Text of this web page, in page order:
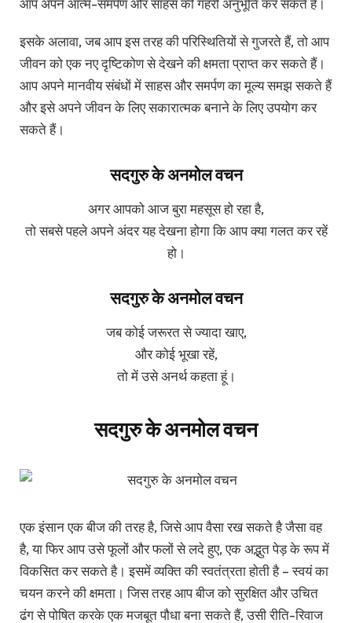
इसके अलावा, जब आप इस तरह की परिस्थितियों से गुजरते हैं, तो आप
जीवन को एक नए दृष्टिकोण से देखने की क्षमता प्राप्त कर सकते हैं।
आप अपने मानवीय संबंधों में साहस और समर्पण का मूल्य समझ सकते हैं
और इसे अपने जीवन के लिए सकारात्मक बनाने के लिए उपयोग कर
सकते हैं।
सदगुरु के अनमोल वचन
अगर आपको आज बुरा महसूस हो रहा है,
तो सबसे पहले अपने अंदर यह देखना होगा कि आप क्या गलत कर रहें
हो।
सदगुरु के अनमोल वचन
जब कोई जरूरत से ज्यादा खाए,
और कोई भूखा रहें,
तो में उसे अनर्थ कहता हूं।
सदगुरु के अनमोल वचन
एक इंसान एक बीज की तरह है, जिसे आप वैसा रख सकते है जैसा वह
है, या फिर आप उसे फूलों और फलों से लदे हुए, एक अद्भुत पेड़ के रूप में
विकसित कर सकते है। इसमें व्यक्ति की स्वतंत्रता होती है – स्वयं का
चयन करने की क्षमता। जिस तरह आप बीज को सुरक्षित और उचित
ढंग से पोषित करके एक मजबूत पौधा बना सकते हैं, उसी रीति-रिवाज